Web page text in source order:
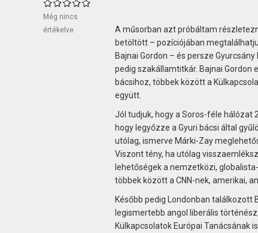
Még nincs
értékelve
A műsorban azt próbáltam
betöltött – pozíciójában
Bajnai Gordon – és persze
pedig szakállamtitkár. Bajnai Gordon
bácsihoz, többek között a
együtt.
Jól tudjuk, hogy a Soros-féle
hogy legyőzze a Gyuri bácsi által
utólag, ismerve Márki-Zay
Viszont tény, ha utólag
lehetőségek a nemzetközi,
többek között a CNN-nek, amerikai,
Később pedig Londonban találkozott
legismertebb angol liberális
Külkapcsolatok Európai Tanácsának